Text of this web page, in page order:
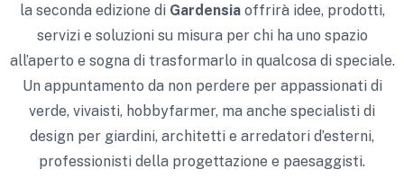
la seconda edizione di Gardensiaoffrirà idee, prodotti,
servizi e soluzioni su misura per chi ha uno spazio
all’aperto e sogna di trasformarlo in qualcosa di speciale.
Un appuntamento da non perdere per appassionati di
verde, vivaisti, hobbyfarmer, ma anche specialisti di
design per giardini, architetti e arredatori d’esterni,
professionisti della progettazione e paesaggisti.